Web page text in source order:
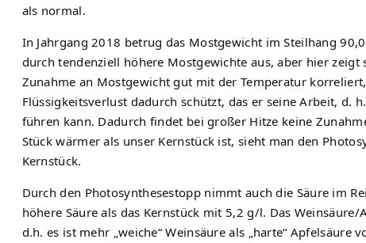
als normal.
In Jahrgang 2018 betrug das Mostgewicht im Steilhang
durch tendenziell höhere Mostgewichte aus, aber hier
Zunahme an Mostgewicht gut mit der Temperatur
Flüssigkeitsverlust dadurch schützt, das er seine Arbeit, d.
führen kann. Dadurch findet bei großer Hitze keine
Stück wärmer als unser Kernstück ist, sieht man den
Kernstück.
Durch den Photosynthesestopp nimmt auch die Säure im
höhere Säure als das Kernstück mit 5,2 g/l. Das
d.h. es ist mehr „weiche“ Weinsäure als „harte“